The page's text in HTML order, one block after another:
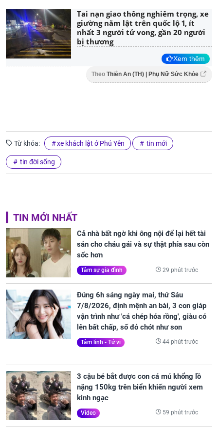
Tai nạn giao thông nghiêm trọng, xe
giường nằm lật trên quốc lộ 1, ít
nhất 3 người tử vong, gần 20 người
bị thương
Xem thêm
Theo Thiên An (TH) | Phụ Nữ Sức Khỏe
Từ khóa: xe khách lật ở Phú Yên tin mới
tin đời sống
TIN MỚI NHẤT
Cả nhà bất ngờ khi ông nội để lại hết tài
sản cho cháu gái và sự thật phía sau còn
sốc hơn
Tâm sự gia đình 29 phút trước
Đúng 6h sáng ngày mai, thứ Sáu
7/8/2026, định mệnh an bài, 3 con giáp
vận trình như 'cá chép hóa rồng', giàu có
lên bất chấp, số đỏ chót như son
Tâm linh - Tử vi 44 phút trước
3 cậu bé bắt được con cá mú khổng lồ
nặng 150kg trên biển khiến người xem
kinh ngạc
Video 59 phút trước